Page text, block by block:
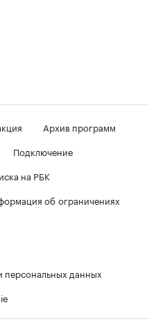
Архив программ
Подключение
на РБК
об ограничениях
персональных данных